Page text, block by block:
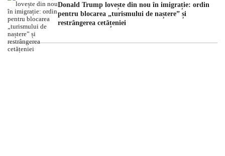
Donald Trump lovește din nou în imigrație: ordin
pentru blocarea „turismului de naștere” și
restrângerea cetățeniei